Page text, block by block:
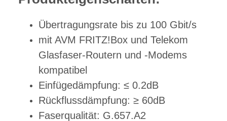
Übertragungsrate bis zu 100 Gbit/s
mit AVM FRITZ!Box und Telekom
Glasfaser-Routern und -Modems
kompatibel
Einfügedämpfung: ≤ 0.2dB
Rückflussdämpfung: ≥ 60dB
Faserqualität: G.657.A2